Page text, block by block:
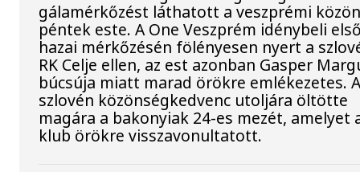
gálamérkőzést láthatott a veszprémi
péntek este. A One Veszprém idénybeli
hazai mérkőzésén fölényesen nyert a
RK Celje ellen, az est azonban Gasper
búcsúja miatt marad örökre emlékezetes.
szlovén közönségkedvenc utoljára öltötte
magára a bakonyiak 24-es mezét, amelyet
klub örökre visszavonultatott.